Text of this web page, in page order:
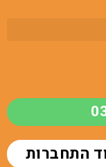
התחברות